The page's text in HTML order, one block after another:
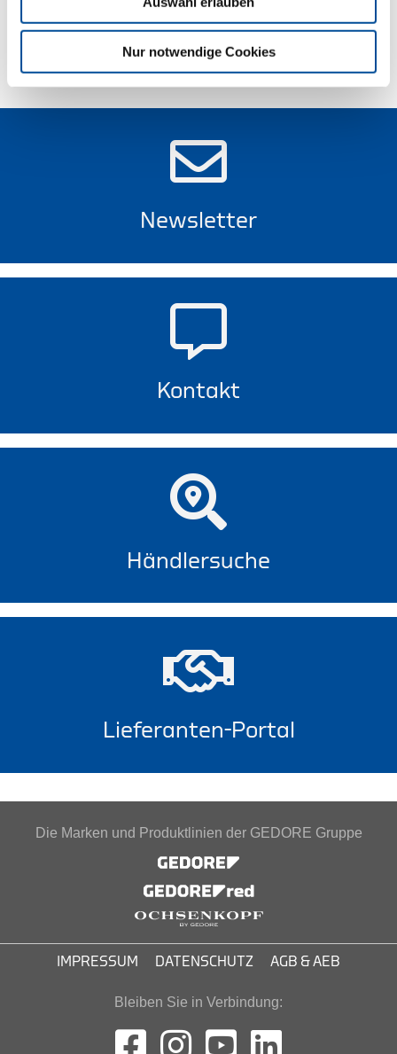
Nur notwendige Cookies
Newsletter
Kontakt
Händlersuche
Lieferanten-Portal
Die Marken und Produktlinien der GEDORE Gruppe
IMPRESSUM DATENSCHUTZ AGB & AEB
Bleiben Sie in Verbindung: